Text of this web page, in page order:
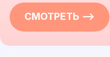
СМОТРЕТЬ —>